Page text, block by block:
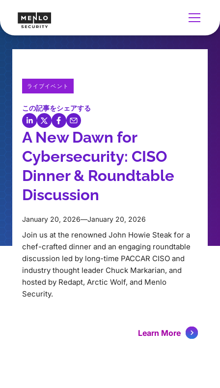
ライブイベント
この記事をシェアする
A New Dawn for
Cybersecurity: CISO
Dinner & Roundtable
Discussion
January 20, 2026—January 20, 2026
Join us at the renowned John Howie Steak for a
chef-crafted dinner and an engaging roundtable
discussion led by long-time PACCAR CISO and
industry thought leader Chuck Markarian, and
hosted by Redapt, Arctic Wolf, and Menlo
Security.
Learn More